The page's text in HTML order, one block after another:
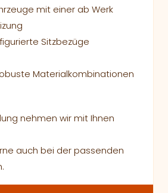
mit einer ab Werk
Sitzbezüge
Materialkombinationen
nehmen wir mit Ihnen
auch bei der passenden